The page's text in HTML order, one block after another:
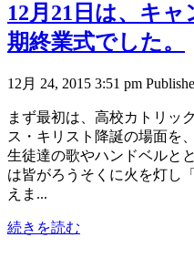
12月21日は、キ
期終業式でした。
12月 24, 2015 3:51 pm
まず最初は、高校カトリッ
ス・キリスト降誕の場面を
生徒達の歌やハンドベルと
は皆がろうそくに火を灯し
えま...
続きを読む